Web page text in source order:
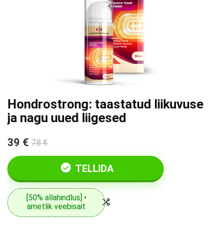
Hondrostrong: taastatud liikuvuse
ja nagu uued liigesed
39 € 78 €
TELLIDA
[50% allahindlus] •
ametlik veebisait